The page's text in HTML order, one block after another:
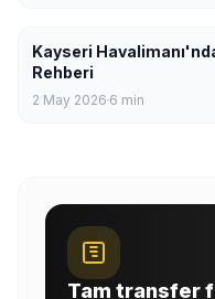
Kayseri
Rehberi
2 May 2026 6 min
Tam transfer